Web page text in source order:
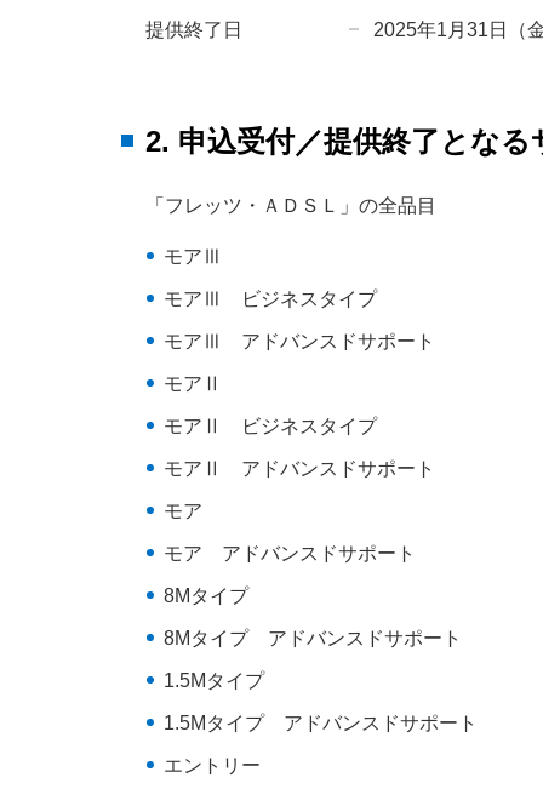
提供終了日 2025年1月31日（
2. 申込受付／提供終了となる
「フレッツ・ＡＤＳＬ」の全品目
モアⅢ
モアⅢ ビジネスタイプ
モアⅢ アドバンスドサポート
モアⅡ
モアⅡ ビジネスタイプ
モアⅡ アドバンスドサポート
モア
モア アドバンスドサポート
8Mタイプ
8Mタイプ アドバンスドサポート
1.5Mタイプ
1.5Mタイプ アドバンスドサポート
エントリー